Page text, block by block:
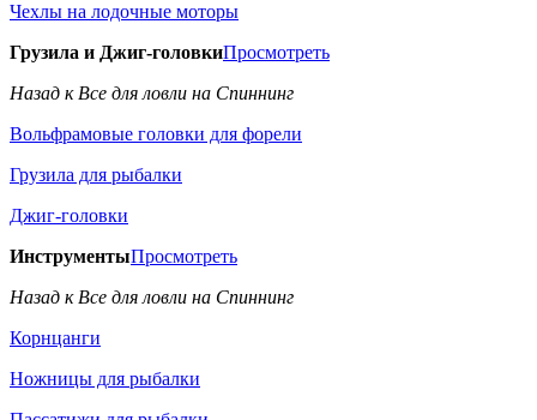
Чехлы на лодочные моторы
Грузила и Джиг-головкиПросмотреть
Назад к Все для ловли на Спиннинг
Вольфрамовые головки для форели
Грузила для рыбалки
Джиг-головки
ИнструментыПросмотреть
Назад к Все для ловли на Спиннинг
Корнцанги
Ножницы для рыбалки